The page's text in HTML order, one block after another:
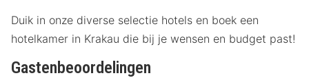
Duik in onze diverse selectie hotels en boek een
hotelkamer in Krakau die bij je wensen en budget past!
Gastenbeoordelingen